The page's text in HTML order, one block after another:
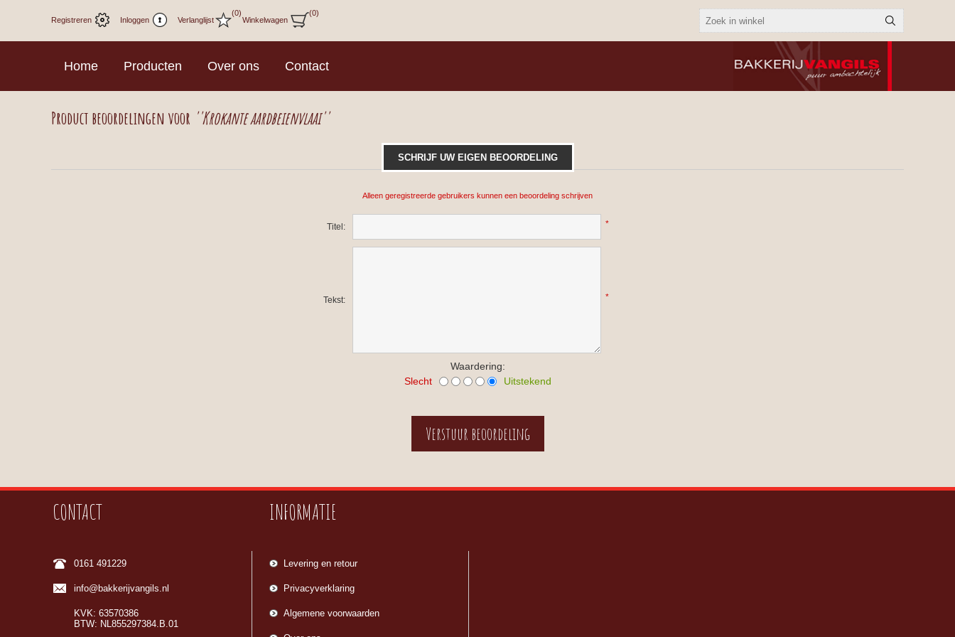
Registreren Inloggen Verlanglijst
(0)
Winkelwagen
(0)
Home Producten Over ons Contact
Product beoordelingen voor Krokante aardbeienvlaai
SCHRIJF UW EIGEN BEOORDELING
Alleen geregistreerde gebruikers kunnen een beoordeling schrijven
Titel: *
Tekst: *
Waardering:
Slecht
Uitstekend
CONTACT
0161 491229
info@bakkerijvangils.nl
KVK: 63570386
BTW: NL855297384.B.01
INFORMATIE
Levering en retour
Privacyverklaring
Algemene voorwaarden